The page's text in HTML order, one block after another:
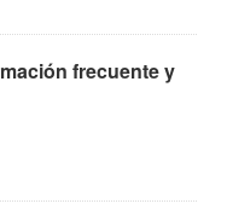
frecuente y